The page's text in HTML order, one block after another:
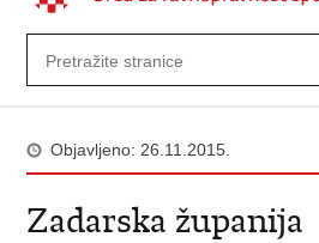
Objavljeno: 26.11.2015.
Zadarska županija